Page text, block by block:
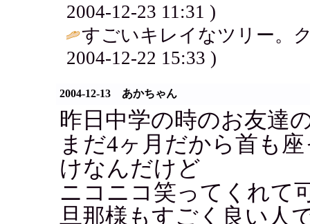
2004-12-23 11:31 )
すごいキレイなツリー。
2004-12-22 15:33 )
2004-12-13 あかちゃん
昨日中学の時のお友達
まだ4ヶ月だから首も
けなんだけど
ニコニコ笑ってくれて
旦那様もすごく良い人